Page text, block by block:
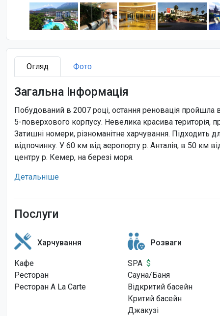
Огляд Фото
Загальна інформація
Побудований в 2007 році, остання реновація пройшла
5-поверхового корпусу. Невелика красива територія,
Затишні номери, різноманітне харчування. Підходить
відпочинку. У 60 км від аеропорту р. Анталія, в 50 км
центру р. Кемер, на березі моря.
Детальніше
Послуги
Харчування
Кафе
Ресторан
Ресторан A La Carte
Розваги
SPA $
Сауна/Баня
Відкритий басейн
Критий басейн
Джакузі